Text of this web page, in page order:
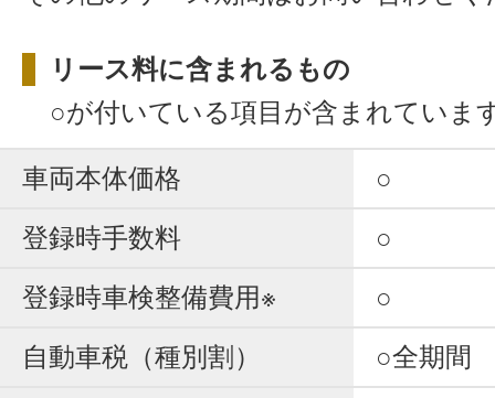
リース料に含まれるもの
○が付いている項目が含まれていま
車両本体価格
○
登録時手数料
○
登録時車検整備費用※
○
自動車税（種別割）
○全期間